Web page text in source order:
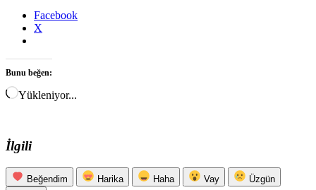
Facebook
X
Bunu beğen:
Yükleniyor...
İlgili
Beğendim Harika Haha Vay Üzgün